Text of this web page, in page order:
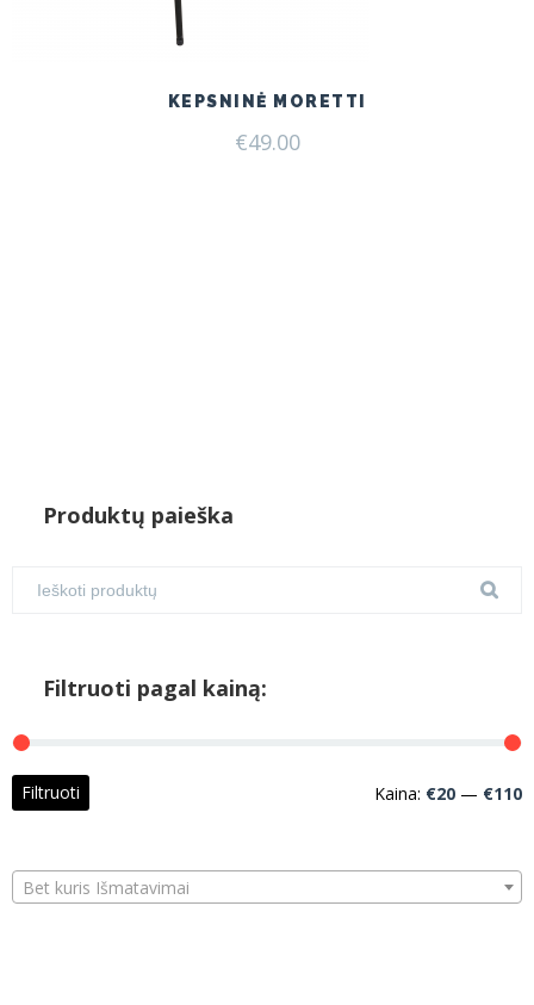
KEPSNINĖ MORETTI
€49.00
Produktų paieška
Filtruoti pagal kainą:
Filtruoti Kaina: €20 — €110
Bet kuris Išmatavimai